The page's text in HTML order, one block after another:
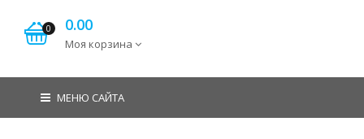
0 0.00
Моя корзина
МЕНЮ САЙТА